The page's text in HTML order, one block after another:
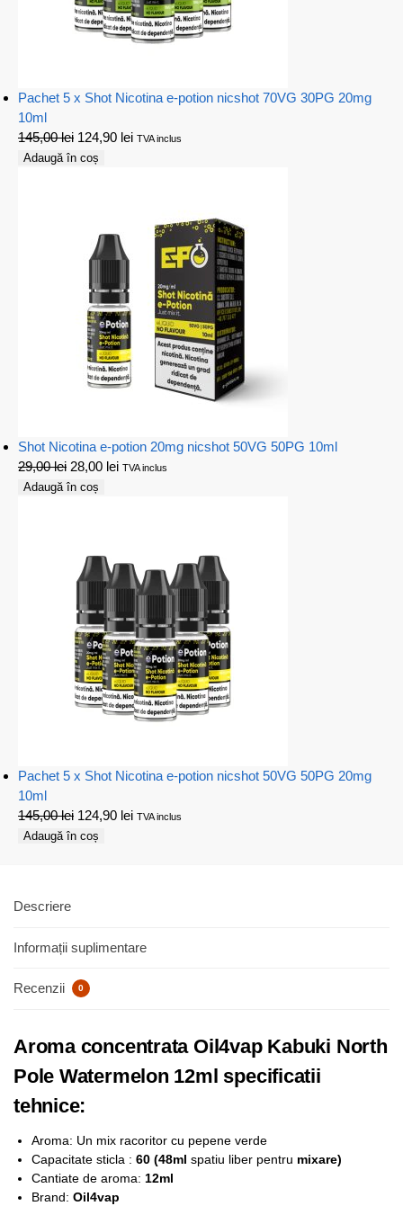
Pachet 5 x Shot Nicotina e-potion nicshot 70VG 30PG 20mg
10ml
145,00lei 124,90 lei TVA inclus
Adaugă în coș
Shot Nicotina e-potion 20mg nicshot 50VG 50PG 10ml
29,00lei 28,00 lei TVA inclus
Adaugă în coș
Pachet 5 x Shot Nicotina e-potion nicshot 50VG 50PG 20mg
10ml
145,00lei 124,90 lei TVA inclus
Adaugă în coș
Descriere
Informații suplimentare
Recenzii 0
Aroma concentrata Oil4vap Kabuki North
Pole Watermelon 12ml specificatii
tehnice:
Aroma: Un mix racoritor cu pepene verde
Capacitate sticla : 60 (48ml spatiu liber pentru mixare)
Cantiate de aroma: 12ml
Brand: Oil4vap